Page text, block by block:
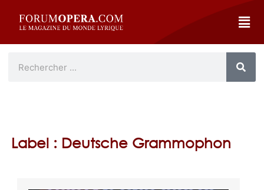
Label : Deutsche Grammophon